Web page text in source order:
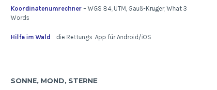
Koordinatenumrechner – WGS 84, UTM, Gauß-Krüger, What 3
Words
Hilfe im Wald – die Rettungs-App für Android/iOS
SONNE, MOND, STERNE